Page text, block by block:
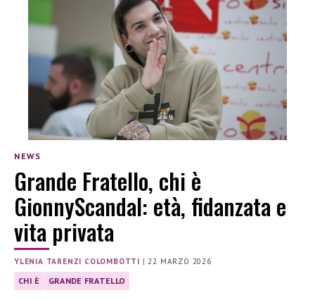
NEWS
Grande Fratello, chi è
GionnyScandal: età, fidanzata e
vita privata
YLENIA TARENZI COLOMBOTTI |22 MARZO 2026
CHI È GRANDE FRATELLO